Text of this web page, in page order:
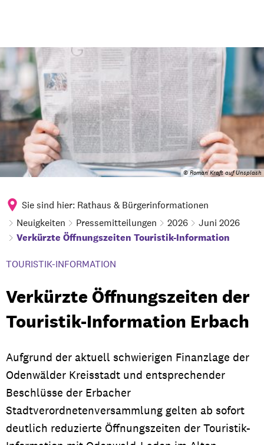
© Roman Kraft auf Unsplash
Sie sind hier: Rathaus & Bürgerinformationen
Neuigkeiten
Pressemitteilungen 2026 Juni 2026
Verkürzte Öffnungszeiten Touristik-Information
TOURISTIK-INFORMATION
Verkürzte Öffnungszeiten der
Touristik-Information Erbach
Aufgrund der aktuell schwierigen Finanzlage der
Odenwälder Kreisstadt und entsprechender
Beschlüsse der Erbacher
Stadtverordnetenversammlung gelten ab sofort
deutlich reduzierte Öffnungszeiten der Touristik-